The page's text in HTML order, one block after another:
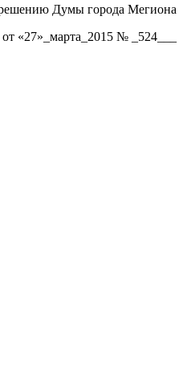
Думы города Мегиона
от «27»_марта_2015 № _524___